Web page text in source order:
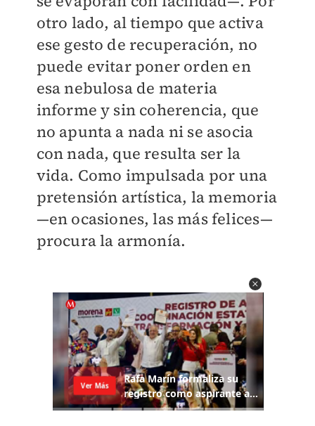
otro lado, al tiempo que activa
ese gesto de recuperación, no
puede evitar poner orden en
esa nebulosa de materia
informe y sin coherencia, que
no apunta a nada ni se asocia
con nada, que resulta ser la
vida. Como impulsada por una
pretensión artística, la memoria
—en ocasiones, las más felices—
procura la armonía.